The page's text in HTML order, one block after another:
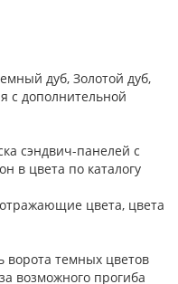
дуб, Золотой дуб,
с дополнительной
сэндвич-панелей с
в цвета по каталогу
цвета, цвета
ворота темных цветов
возможного прогиба